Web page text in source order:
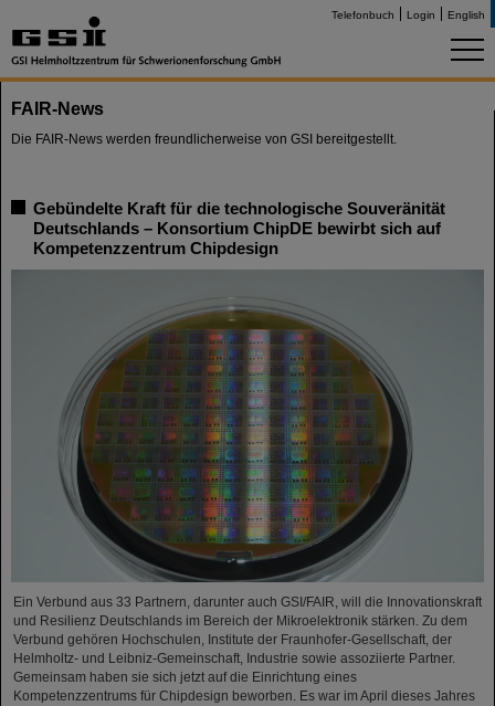
Telefonbuch Login English
FAIR-News
Die FAIR-News werden freundlicherweise von GSI bereitgestellt.
Gebündelte Kraft für die technologische Souveränität
Deutschlands – Konsortium ChipDE bewirbt sich auf
Kompetenzzentrum Chipdesign
Ein Verbund aus 33 Partnern, darunter auch GSI/FAIR, will die Innovationskraft
und Resilienz Deutschlands im Bereich der Mikroelektronik stärken. Zu dem
Verbund gehören Hochschulen, Institute der Fraunhofer-Gesellschaft, der
Helmholtz- und Leibniz-Gemeinschaft, Industrie sowie assoziierte Partner.
Gemeinsam haben sie sich jetzt auf die Einrichtung eines
Kompetenzzentrums für Chipdesign beworben. Es war im April dieses Jahres